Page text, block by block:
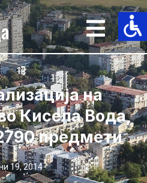
на
Кисела Вода,
предмети
19, 2014